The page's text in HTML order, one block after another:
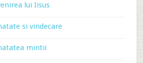
lui Iisus
si vindecare
mintii